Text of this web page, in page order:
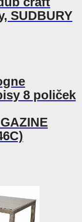
SUDBURY
8 poliček